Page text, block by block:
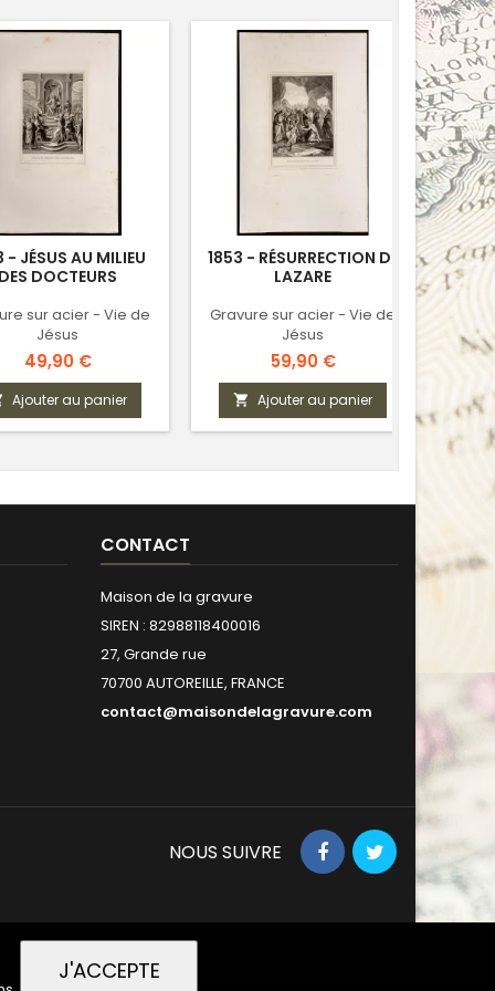
- JÉSUS AU MILIEU
DOCTEURS
sur acier - Vie de
Jésus
Prix
49,90 €
Ajouter au panier
1853 - RÉSURRECTION DE
LAZARE
Gravure sur acier - Vie de
Jésus
Prix
59,90 €
 Ajouter au panier
VENDU

CONTACT
Maison de la gravure
SIREN : 82988118400016
27, Grande rue
70700 AUTOREILLE, FRANCE
contact@maisondelagravure.com
J'ACCEPTE
NOUS SUIVRE